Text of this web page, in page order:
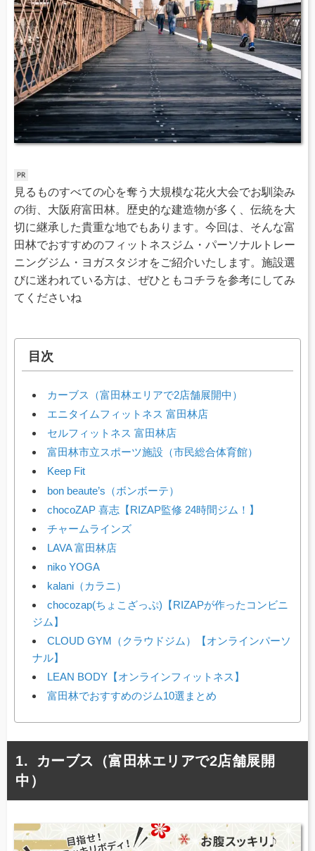
見るものすべての心を奪う大規模な花火大会でお馴染み
の街、大阪府富田林。歴史的な建造物が多く、伝統を大
切に継承した貴重な地でもあります。今回は、そんな富
田林でおすすめのフィットネスジム・パーソナルトレー
ニングジム・ヨガスタジオをご紹介いたします。施設選
びに迷われている方は、ぜひともコチラを参考にしてみ
てくださいね
目次
カーブス（富田林エリアで2店舗展開中）
エニタイムフィットネス 富田林店
セルフィットネス 富田林店
富田林市立スポーツ施設（市民総合体育館）
Keep Fit
bon beaute’s（ボンボーテ）
chocoZAP 喜志【RIZAP監修 24時間ジム！】
チャームラインズ
LAVA 富田林店
niko YOGA
kalani（カラニ）
chocozap(ちょこざっぷ)【RIZAPが作ったコンビニ
ジム】
CLOUD GYM（クラウドジム）【オンラインパーソ
ナル】
LEAN BODY【オンラインフィットネス】
富田林でおすすめのジム10選まとめ
カーブス（富田林エリアで2店舗展開
中）